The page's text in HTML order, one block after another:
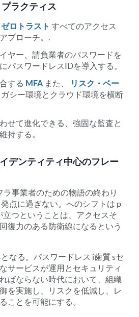
ラクティス
ゼロトラスト すべてのアクセス
プローチ。.
ヤー、請負業者のパスワードを
パスワードレスIDを導入する。
する MFA また、
リスク・ベー
ガシー環境とクラウド環境を横断
せて進化できる、強固な監査と
持する。
デンティティ中心のフレー
ラ事業者のための物語の終わり
点に過ぎない。へのシフトは p
立つということは、アクセスそ
復力のある防衛線になるという
なる。パスワードレス i歯質sセ
サービスが運用とセキュリティ
ばならない時代において、組織
を実施し、リスクを低減し、レ
ことを可能にする。